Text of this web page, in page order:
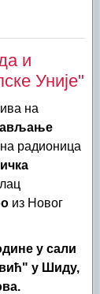
и
Уније"
на
радионица
из Новог
у сали
у Шиду,